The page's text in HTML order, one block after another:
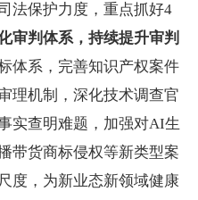
法保护力度，重点抓好4
审判体系，持续提升审判
体系，完善知识产权案件
理机制，深化技术调查官
实查明难题，加强对AI生
带货商标侵权等新类型案
度，为新业态新领域健康